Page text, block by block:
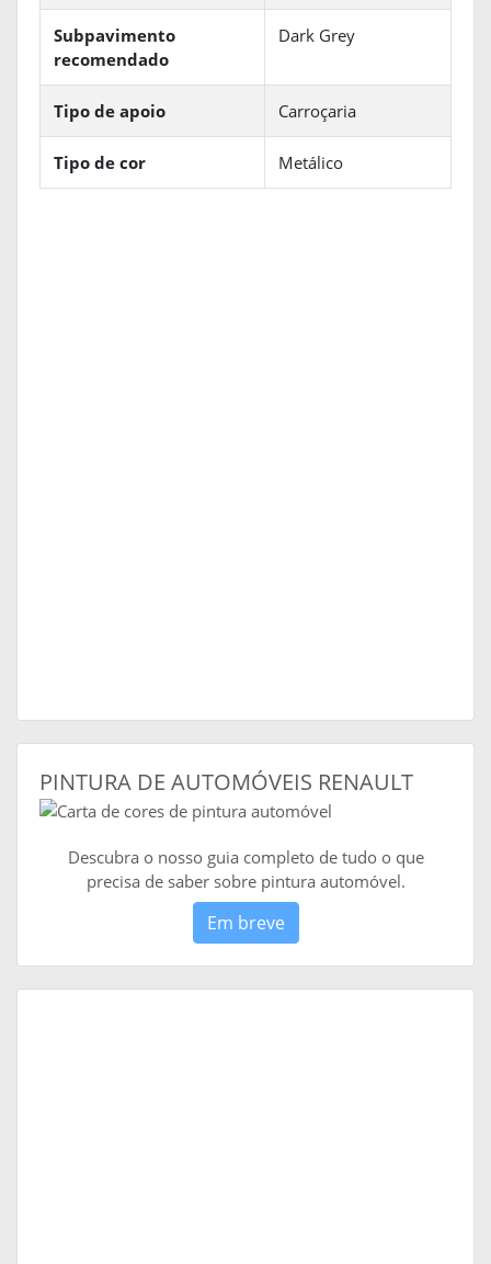
Subpavimento
recomendado
Dark Grey
Tipo de apoio Carroçaria
Tipo de cor Metálico
PINTURA DE AUTOMÓVEIS RENAULT
Descubra o nosso guia completo de tudo o que
precisa de saber sobre pintura automóvel.
Em breve